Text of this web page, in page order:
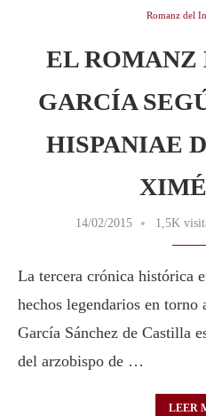
Romanz del
EL ROMANZ
GARCÍA
HISPANIAE
14/02/2015 1,5K
La tercera crónica histórica
hechos legendarios en torno
García Sánchez de Castilla
del arzobispo de …
LEER